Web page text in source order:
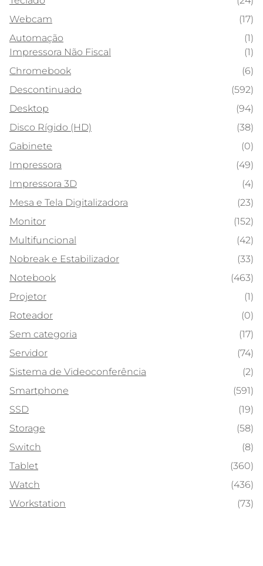
Webcam
(17)
Automação
(1)
Impressora Não Fiscal
(1)
Chromebook
(6)
Descontinuado
(592)
Desktop
(94)
Disco Rígido (HD)
(38)
Gabinete
(0)
Impressora
(49)
Impressora 3D
(4)
Mesa e Tela Digitalizadora
(23)
Monitor
(152)
Multifuncional
(42)
Nobreak e Estabilizador
(33)
Notebook
(463)
Projetor
(1)
Roteador
(0)
Sem categoria
(17)
Servidor
(74)
Sistema de Videoconferência
(2)
Smartphone
(591)
SSD
(19)
Storage
(58)
Switch
(8)
Tablet
(360)
Watch
(436)
Workstation
(73)